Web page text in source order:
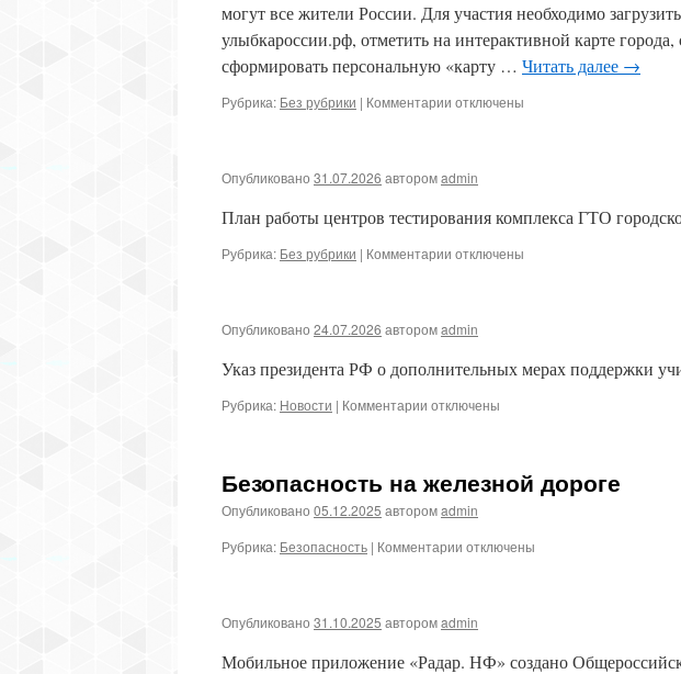
могут все жители России. Для участия необходимо
улыбкароссии.рф, отметить на интерактивной карте
сформировать персональную «карту … Читать далее →
Рубрика: Без рубрики | Комментарии к
России.
единства»
отключены
Опубликовано 31.07.2026 авторомadmin
План работы центров тестирования комплекса ГТО
Рубрика: Без рубрики | Комментарии котключены
Опубликовано 24.07.2026 авторомadmin
Указ президента РФ о дополнительных мерах поддержки
Рубрика: Новости | Комментарии котключены
Безопасность на железной дороге
Опубликовано 05.12.2025 авторомadmin
Рубрика: Безопасность | Комментарии к
железной
отключены
Опубликовано 31.10.2025 авторомadmin
Мобильное приложение «Радар. НФ» создано